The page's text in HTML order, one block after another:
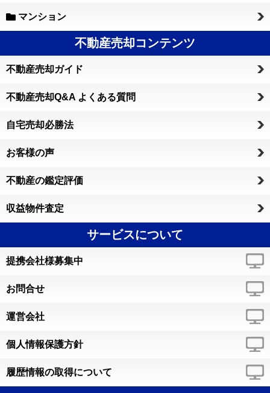
マンション
不動産売却コンテンツ
不動産売却ガイド
不動産売却Q&A よくある質問
自宅売却必勝法
お客様の声
不動産の鑑定評価
収益物件査定
サービスについて
提携会社様募集中
お問合せ
運営会社
個人情報保護方針
履歴情報の取得について